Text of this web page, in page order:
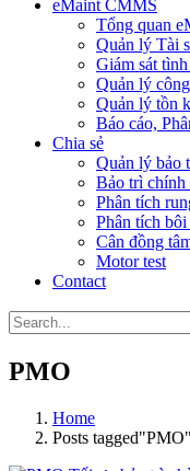
eMaint CMMS
Tổng quan
Quản lý Tài
Giám sát
Quản lý
Quản lý tồn
Báo cáo,
Chia sẻ
Quản lý bảo
Bảo trì chính
Phân tích
Phân tích bôi
Cân đồng
Motor test
Contact
PMO
Home
Posts tagged"PMO"